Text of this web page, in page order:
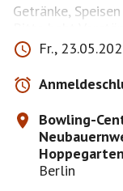
Getränke,
Bitte habt
UND
Seid bitte etwa
beginnen
Aufgrund des
Verhaltens
Regeln halten,
absagen, für
Die Aufteilung
Restaurant-
Fr.,
Bowling-
Berlin